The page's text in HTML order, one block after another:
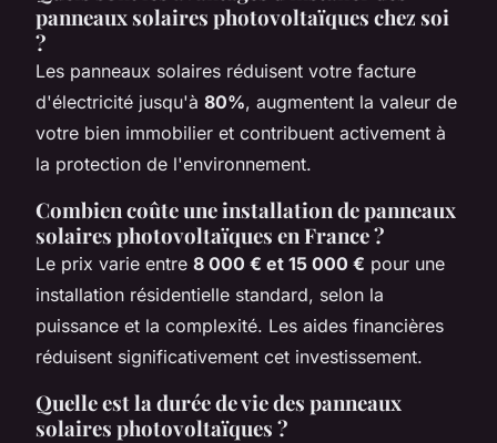
panneaux solaires photovoltaïques chez soi
?
Les panneaux solaires réduisent votre facture
d'électricité jusqu'à 80%, augmentent la valeur de
votre bien immobilier et contribuent activement à
la protection de l'environnement.
Combien coûte une installation de panneaux
solaires photovoltaïques en France ?
Le prix varie entre 8 000 € et 15 000 € pour une
installation résidentielle standard, selon la
puissance et la complexité. Les aides financières
réduisent significativement cet investissement.
Quelle est la durée de vie des panneaux
solaires photovoltaïques ?